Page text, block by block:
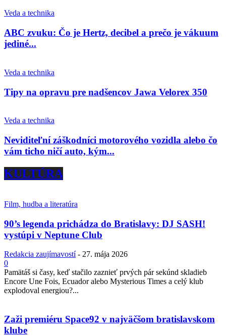
Veda a technika
ABC zvuku: Čo je Hertz, decibel a prečo je vákuum
jediné...
Veda a technika
Tipy na opravu pre nadšencov Jawa Velorex 350
Veda a technika
Neviditeľní záškodníci motorového vozidla alebo čo
vám ticho ničí auto, kým...
KULTÚRA
Film, hudba a literatúra
90’s legenda prichádza do Bratislavy: DJ SASH!
vystúpi v Neptune Club
Redakcia zaujímavostí - 27. mája 2026
0
Pamätáš si časy, keď stačilo zaznieť prvých pár sekúnd skladieb
Encore Une Fois, Ecuador alebo Mysterious Times a celý klub
explodoval energiou?...
Zaži premiéru Space92 v najväčšom bratislavskom
klube